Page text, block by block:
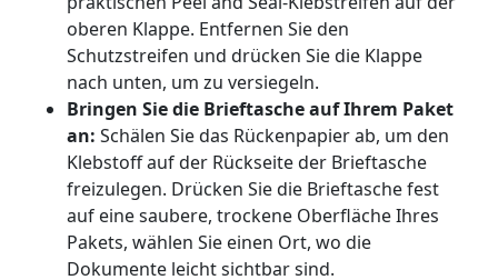
oberen Klappe. Entfernen Sie den
Schutzstreifen und drücken Sie die Klappe
nach unten, um zu versiegeln.
Bringen Sie die Brieftasche auf Ihrem Paket
an: Schälen Sie das Rückenpapier ab, um den
Klebstoff auf der Rückseite der Brieftasche
freizulegen. Drücken Sie die Brieftasche fest
auf eine saubere, trockene Oberfläche Ihres
Pakets, wählen Sie einen Ort, wo die
Dokumente leicht sichtbar sind.